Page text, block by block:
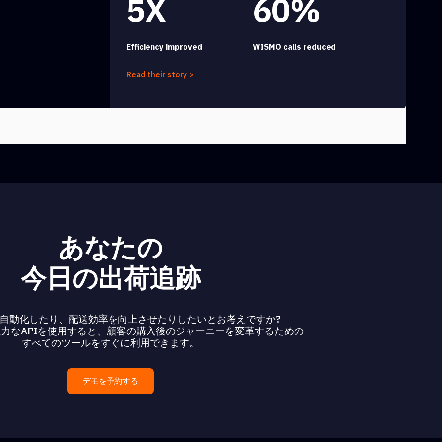
5X
Efficiency improved
60%
WISMO calls reduced
Read their story >
あなたの
今日の出荷追跡
動化したり、配送効率を向上させたりしたいとお考えですか?
なAPIを使用すると、顧客の購入後のジャーニーを変革するための
すべてのツールをすぐに利用できます。
デモを予約する